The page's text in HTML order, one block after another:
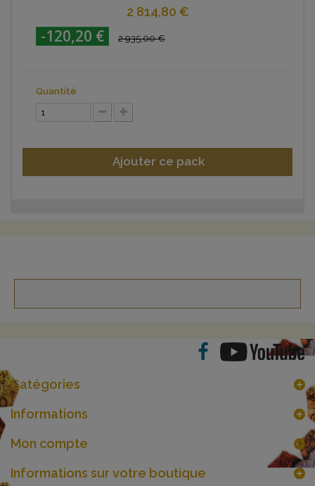
2 814,80 €
-120,20 € 2 935,00 €
Quantité
Ajouter ce pack
Catégories
Informations
Mon compte
Informations sur votre boutique